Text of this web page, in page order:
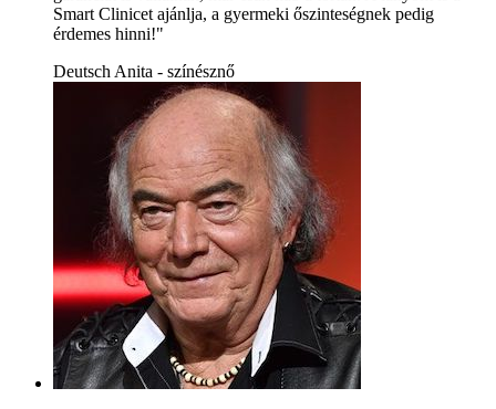
Smart Clinicet ajánlja, a gyermeki őszinteségnek pedig
érdemes hinni!"
Deutsch Anita - színésznő